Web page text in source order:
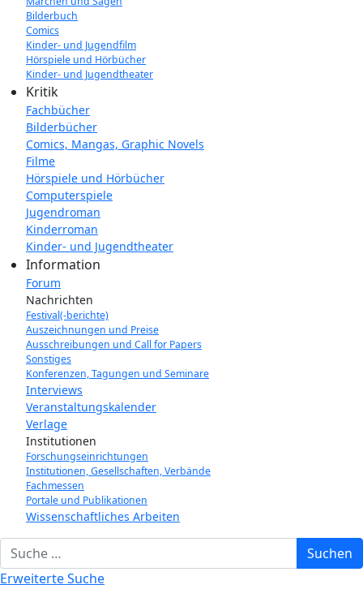
Bilderbuch
Comics
Kinder- und Jugendfilm
Hörspiele und Hörbücher
Kinder- und Jugendtheater
Kritik
Fachbücher
Bilderbücher
Comics, Mangas, Graphic Novels
Filme
Hörspiele und Hörbücher
Computerspiele
Jugendroman
Kinderroman
Kinder- und Jugendtheater
Information
Forum
Nachrichten
Festival(-berichte)
Auszeichnungen und Preise
Ausschreibungen und Call for Papers
Sonstiges
Konferenzen, Tagungen und Seminare
Interviews
Veranstaltungskalender
Verlage
Institutionen
Forschungseinrichtungen
Institutionen, Gesellschaften, Verbände
Fachmessen
Portale und Publikationen
Wissenschaftliches Arbeiten
Suchbegriff eingeben
Suchen
Erweiterte Suche